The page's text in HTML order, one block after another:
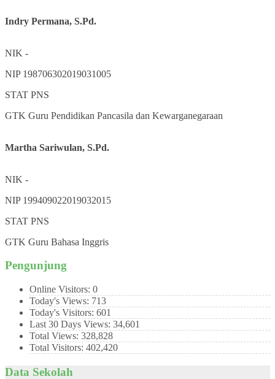
Indry Permana, S.Pd.
NIK -
NIP 198706302019031005
STAT PNS
GTK Guru Pendidikan Pancasila dan Kewarganegaraan
Martha Sariwulan, S.Pd.
NIK -
NIP 199409022019032015
STAT PNS
GTK Guru Bahasa Inggris
Pengunjung
Online Visitors: 0
Today's Views: 713
Today's Visitors: 601
Last 30 Days Views: 34,601
Total Views: 328,828
Total Visitors: 402,420
Data Sekolah